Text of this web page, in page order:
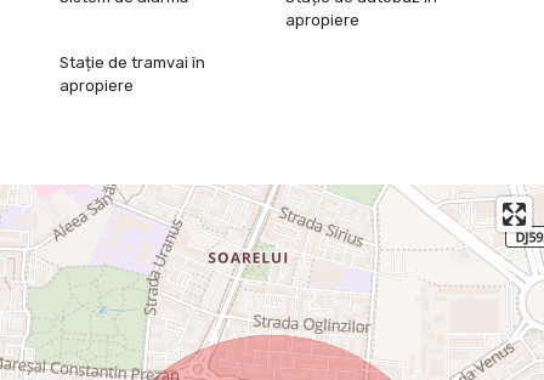
apropiere
Stație de tramvai în
apropiere